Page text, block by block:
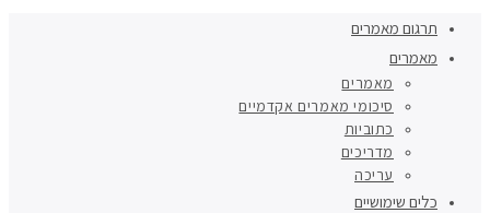
תרגום מאמרים
מאמרים
מאמרים
סיכומי מאמרים אקדמיים
כתוביות
מדריכים
עריכה
כלים שימושיים